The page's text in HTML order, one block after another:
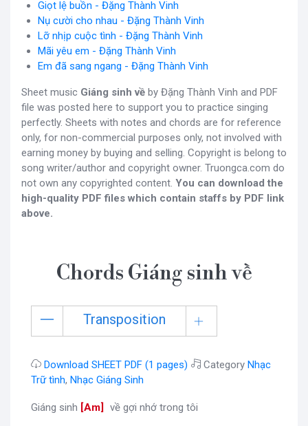
Giọt lệ buồn - Đặng Thành Vinh
Nụ cười cho nhau - Đặng Thành Vinh
Lỡ nhịp cuộc tình - Đặng Thành Vinh
Mãi yêu em - Đặng Thành Vinh
Em đã sang ngang - Đặng Thành Vinh
Sheet music Giáng sinh về by Đặng Thành Vinh and PDF
file was posted here to support you to practice singing
perfectly. Sheets with notes and chords are for reference
only, for non-commercial purposes only, not involved with
earning money by buying and selling. Copyright is belong to
song writer/author and copyright owner. Truongca.com do
not own any copyrighted content. You can download the
high-quality PDF files which contain staffs by PDF link
above.
Chords Giáng sinh về
Transposition
Download SHEET PDF (1 pages) Category Nhạc
Trữ tình, Nhạc Giáng Sinh
Giáng sinh [Am về gợi nhớ trong tôi